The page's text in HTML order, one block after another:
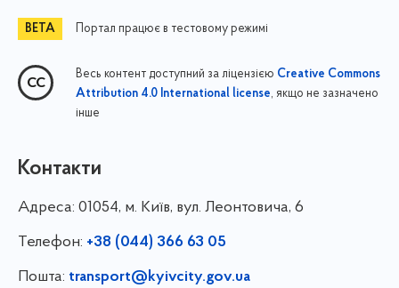
Портал працює в тестовому режимі
Весь контент доступний за ліцензією Creative Commons
Attribution 4.0 International license, якщо не зазначено
інше
Контакти
Адреса: 01054, м. Київ, вул. Леонтовича, 6
Телефон: +38 (044) 366 63 05
Пошта: transport@kyivcity.gov.ua